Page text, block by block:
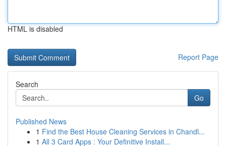
HTML is disabled
Report Page
Search
Go
Published News
1 Find the Best House Cleaning Services in Chandl...
1 All 3 Card Apps : Your Definitive Install...